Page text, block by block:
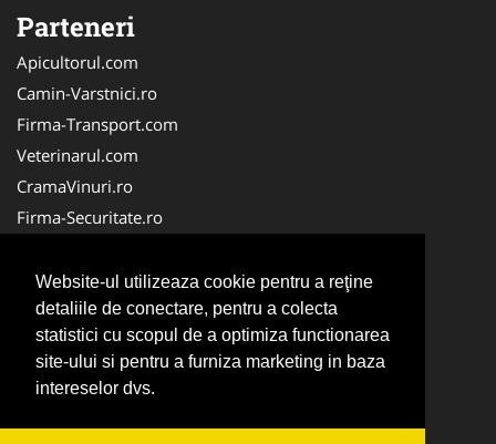
Website-ul utilizeaza cookie pentru a reţine
detaliile de conectare, pentru a colecta
statistici cu scopul de a optimiza functionarea
site-ului si pentru a furniza marketing in baza
intereselor dvs.
Parteneri
Apicultorul.com
Camin-Varstnici.ro
Firma-Transport.com
Veterinarul.com
CramaVinuri.ro
Firma-Securitate.ro
Service-Reparatii.com
Cardiologul.ro
CentraleBoilere.ro
CentruInchirieri.ro